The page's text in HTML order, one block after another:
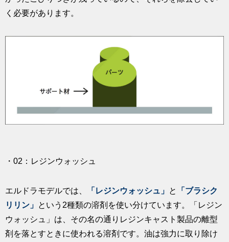
く必要があります。
・02：レジンウォッシュ
エルドラモデルでは、 「レジンウォッシュ」 と
「ブラシク
リリン」 という2種類の溶剤を使い分けています。「レジン
ウォッシュ」は、その名の通りレジンキャスト製品の離型
剤を落とすときに使われる溶剤です。油は強力に取り除け